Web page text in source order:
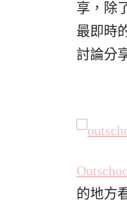
享，除
最即時
討論分
的地方